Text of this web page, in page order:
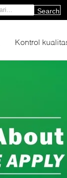
Search
Kontrol